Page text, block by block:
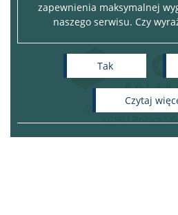
zapewnienia maksymalnej
naszego serwisu. Czy
Tak
czytaj